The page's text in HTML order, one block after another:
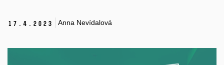
17. 4. 2023 Anna Nevídalová